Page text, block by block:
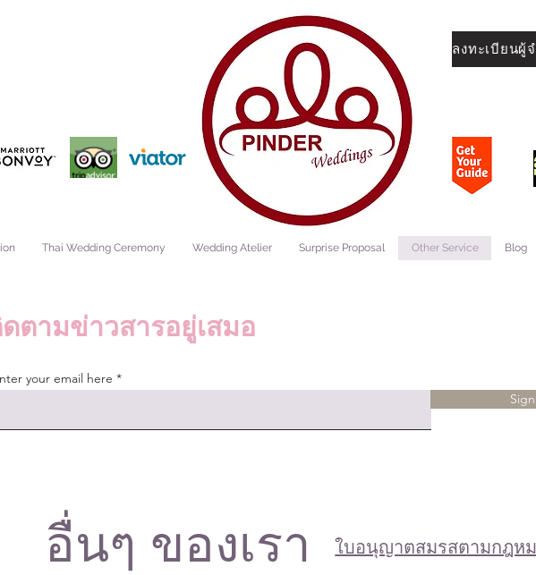
ลงทะเบียนผู้
Thai Wedding Ceremony Wedding Atelier Surprise Proposal Other Service Blog
อื่นๆ ของเรา
ใบอนุญาตสมรสตามกฎห
ตามข่าวสารอยู่เสมอ
your email here